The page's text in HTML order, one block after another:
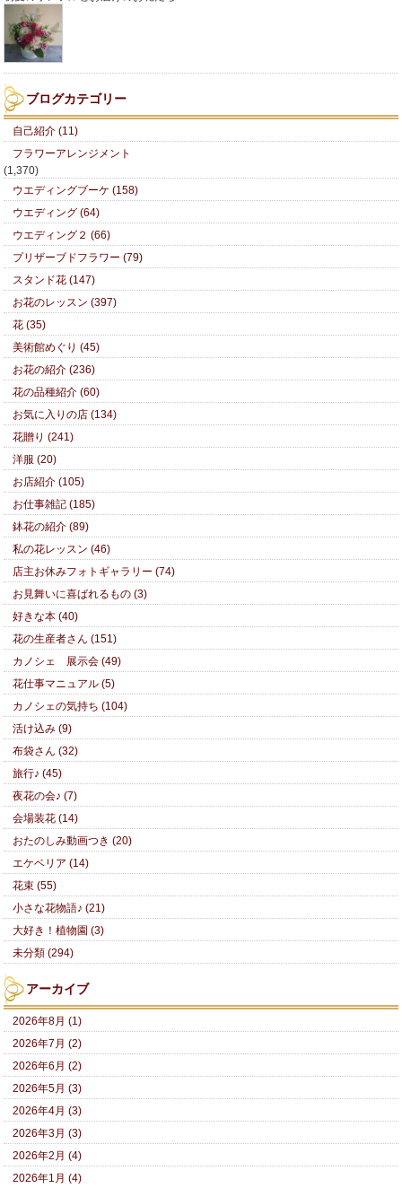
ブログカテゴリー
自己紹介 (11)
フラワーアレンジメント
(1,370)
ウエディングブーケ (158)
ウエディング (64)
ウエディング２ (66)
プリザーブドフラワー (79)
スタンド花 (147)
お花のレッスン (397)
花 (35)
美術館めぐり (45)
お花の紹介 (236)
花の品種紹介 (60)
お気に入りの店 (134)
花贈り (241)
洋服 (20)
お店紹介 (105)
お仕事雑記 (185)
鉢花の紹介 (89)
私の花レッスン (46)
店主お休みフォトギャラリー (74)
お見舞いに喜ばれるもの (3)
好きな本 (40)
花の生産者さん (151)
カノシェ 展示会 (49)
花仕事マニュアル (5)
カノシェの気持ち (104)
活け込み (9)
布袋さん (32)
旅行♪ (45)
夜花の会♪ (7)
会場装花 (14)
おたのしみ動画つき (20)
エケベリア (14)
花束 (55)
小さな花物語♪ (21)
大好き！植物園 (3)
未分類 (294)
アーカイブ
2026年8月 (1)
2026年7月 (2)
2026年6月 (2)
2026年5月 (3)
2026年4月 (3)
2026年3月 (3)
2026年2月 (4)
2026年1月 (4)